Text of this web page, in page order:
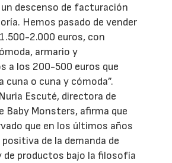
descenso de facturación
Hemos pasado de vender
2.000 euros, con
armario y
a los 200-500 euros que
cuna o cuna y cómoda”.
Escuté, directora de
Baby Monsters, afirma que
que en los últimos años
de la demanda de
de productos bajo la filosofía